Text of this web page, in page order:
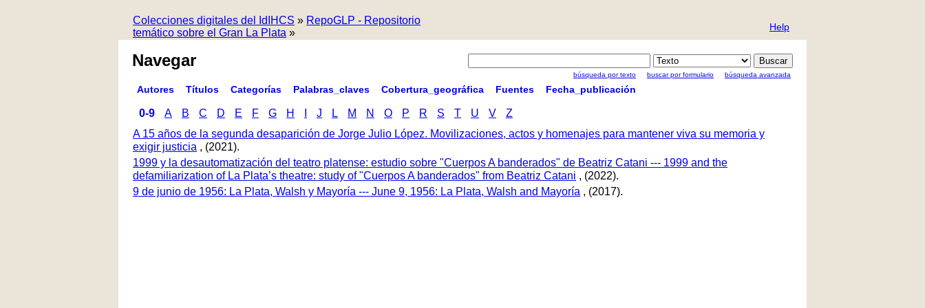
Colecciones digitales del IdIHCS » RepoGLP - Repositorio
temático sobre el Gran La Plata » Help
Navegar
búsqueda por texto buscar por formulario búsqueda avanzada
Autores Títulos Categorías Palabras_claves Cobertura_geográfica Fuentes Fecha_publicación
0-9 A B C D E F G H J L M N O P R S T U V
Z
A 15 años de la segunda desaparición de Jorge Julio López. Movilizaciones, actos y homenajes para mantener viva su memoria y
exigir justicia , (2021).
1999 y la desautomatización del teatro platense: estudio sobre "Cuerpos A banderados" de Beatriz Catani --- 1999 and the
defamiliarization of La Plata’s theatre: study of "Cuerpos A banderados" from Beatriz Catani , (2022).
9 de junio de 1956: La Plata, Walsh y Mayoría --- June 9, 1956: La Plata, Walsh and Mayoría , (2017).